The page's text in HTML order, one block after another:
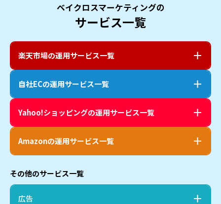
ベイクロスマーケティングの
サービス一覧
楽天市場の運用サービス一覧
自社ECの運用サービス一覧
Yahoo!ショッピングの運用サービス一覧
Amazonの運用サービス一覧
その他のサービス一覧
広告